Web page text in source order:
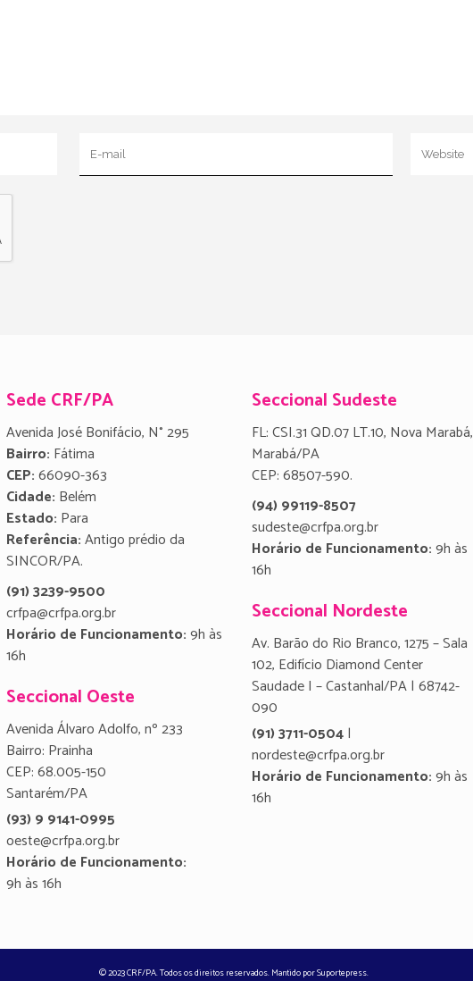
Sede CRF/PA
Avenida José Bonifácio, N° 295
Bairro: Fátima
CEP:66090-363
Cidade: Belém
Estado: Para
Referência:Antigo prédio da
SINCOR/PA.
(91) 3239-9500
crfpa@crfpa.org.br
Horário de Funcionamento:9h às
16h
Seccional Oeste
Avenida Álvaro Adolfo, nº 233
Bairro: Prainha
CEP: 68.005-150
Santarém/PA
(93) 9 9141-0995
oeste@crfpa.org.br
Horário de Funcionamento:
9h às 16h
Seccional Sudeste
FL: CSI.31 QD.07 LT.10, Nova Marabá,
Marabá/PA
CEP: 68507-590.
(94) 99119-8507
sudeste@crfpa.org.br
Horário de Funcionamento:9h às
16h
Seccional Nordeste
Av. Barão do Rio Branco, 1275 – Sala
102, Edifício Diamond Center
Saudade I – Castanhal/PA | 68742-
090
(91) 3711-0504|
nordeste@crfpa.org.br
Horário de Funcionamento:9h às
16h
© 2023 CRF/PA. Todos os direitos reservados. Mantido porSuportepress.